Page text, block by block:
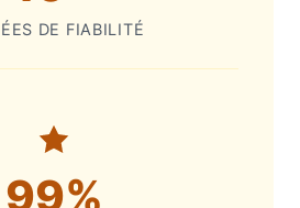
DE FIABILITÉ
99%